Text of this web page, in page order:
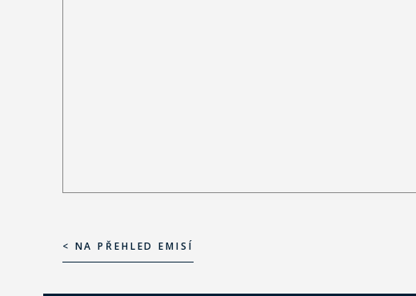
< NA PŘEHLED EMISÍ